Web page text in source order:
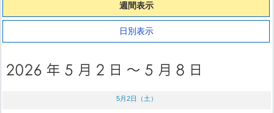
週間表示
日別表示
5月2日（土）